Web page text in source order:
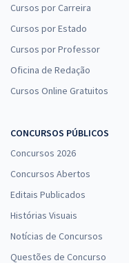
Cursos por Carreira
Cursos por Estado
Cursos por Professor
Oficina de Redação
Cursos Online Gratuitos
CONCURSOS PÚBLICOS
Concursos 2026
Concursos Abertos
Editais Publicados
Histórias Visuais
Notícias de Concursos
Questões de Concurso